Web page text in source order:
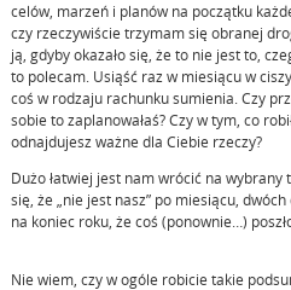
celów, marzeń i planów na początku
czy rzeczywiście trzymam się obranej
ją, gdyby okazało się, że to nie jest to,
to polecam. Usiąść raz w miesiącu w
coś w rodzaju rachunku sumienia. Czy
sobie to zaplanowałaś? Czy w tym, co
odnajdujesz ważne dla Ciebie rzeczy?
Dużo łatwiej jest nam wrócić na
się, że „nie jest nasz” po miesiącu,
na koniec roku, że coś (ponownie…)
Nie wiem, czy w ogóle robicie takie